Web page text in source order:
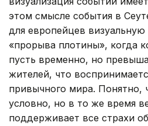
этом смысле события в
для европейцев визуальную
«прорыва плотины», когда
пусть временно, но
жителей, что
привычного мира. Понятно,
условно, но в то же время
поддерживает все страхи